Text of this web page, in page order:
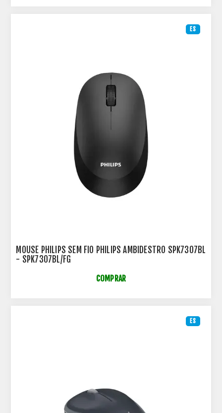
ES
MOUSE PHILIPS SEM FIO PHILIPS AMBIDESTRO SPK7307BL
- SPK7307BL/FG
COMPRAR
ES